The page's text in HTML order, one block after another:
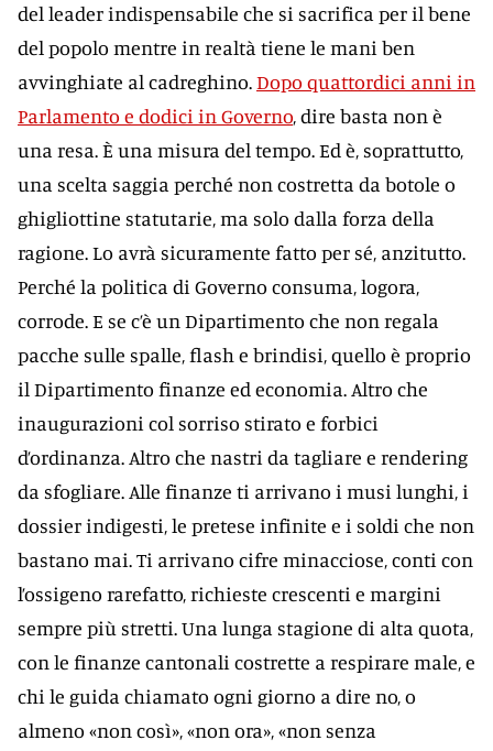
del leader indispensabile che si sacrifica per il bene
del popolo mentre in realtà tiene le mani ben
avvinghiate al cadreghino.Dopo quattordici anni in
Parlamento e dodici in Governo, dire basta non è
una resa. È una misura del tempo. Ed è, soprattutto,
una scelta saggia perché non costretta da botole o
ghigliottine statutarie, ma solo dalla forza della
ragione. Lo avrà sicuramente fatto per sé, anzitutto.
Perché la politica di Governo consuma, logora,
corrode. E se c’è un Dipartimento che non regala
pacche sulle spalle, flash e brindisi, quello è proprio
il Dipartimento finanze ed economia. Altro che
inaugurazioni col sorriso stirato e forbici
d’ordinanza. Altro che nastri da tagliare e rendering
da sfogliare. Alle finanze ti arrivano i musi lunghi, i
dossier indigesti, le pretese infinite e i soldi che non
bastano mai. Ti arrivano cifre minacciose, conti con
l’ossigeno rarefatto, richieste crescenti e margini
sempre più stretti. Una lunga stagione di alta quota,
con le finanze cantonali costrette a respirare male, e
chi le guida chiamato ogni giorno a dire no, o
almeno «non così», «non ora», «non senza